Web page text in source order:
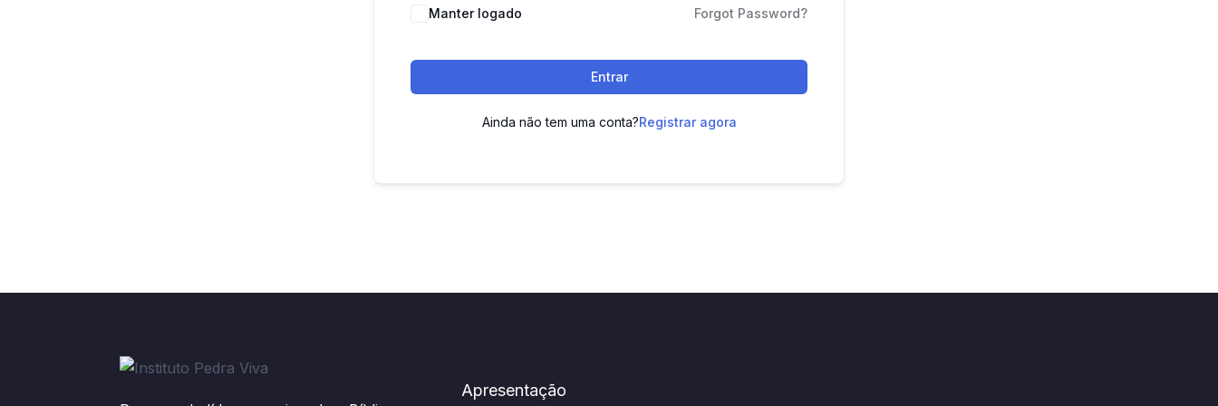
Manter logado Forgot Password?
Entrar
Ainda não tem uma conta?Registrar agora
Apresentação